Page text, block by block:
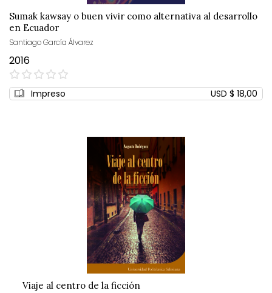
Sumak kawsay o buen vivir como alternativa al desarrollo
en Ecuador
Santiago García Álvarez
2016
0%
Impreso USD $ 18,00
Viaje al centro de la ficción